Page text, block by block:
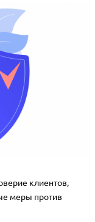
клиентов,
меры против